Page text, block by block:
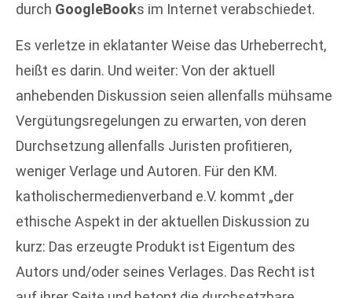
durch GoogleBooks im Internet verabschiedet.
Es verletze in eklatanter Weise das Urheberrecht,
heißt es darin. Und weiter: Von der aktuell
anhebenden Diskussion seien allenfalls mühsame
Vergütungsregelungen zu erwarten, von deren
Durchsetzung allenfalls Juristen profitieren,
weniger Verlage und Autoren. Für den KM.
katholischermedienverband e.V. kommt „der
ethische Aspekt in der aktuellen Diskussion zu
kurz: Das erzeugte Produkt ist Eigentum des
Autors und/oder seines Verlages. Das Recht ist